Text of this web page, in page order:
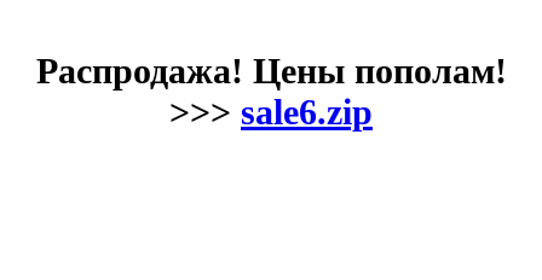
Распродажа! Цены пополам!
>>> sale6.zip